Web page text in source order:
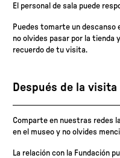
El personal de sala puede
Puedes tomarte un descanso
no olvides pasar por la tienda
recuerdo de tu visita.
Después de la visita
Comparte en nuestras redes
en el museo y no olvides
La relación con la Fundación